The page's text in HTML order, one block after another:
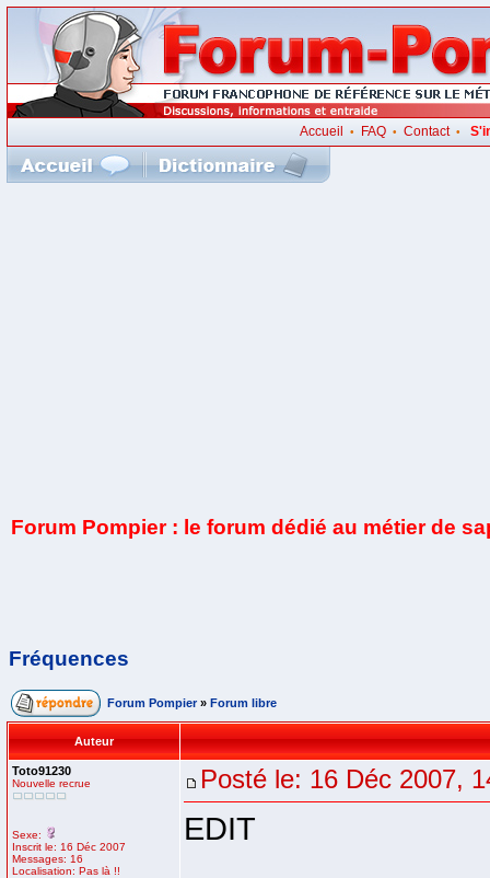
Accueil • FAQ• Contact•
Forum Pompier : le forum dédié au métier de
Fréquences
Forum Pompier » Forum libre
Auteur
Toto91230
Nouvelle recrue
Sexe:
Inscrit le: 16 Déc 2007
Messages: 16
Localisation: Pas là !!
Posté le: 16 Déc 2007,
EDIT